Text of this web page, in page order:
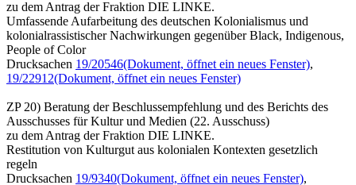
zu dem Antrag der Fraktion DIE LINKE.
Umfassende Aufarbeitung des deutschen Kolonialismus und
kolonialrassistischer Nachwirkungen gegenüber Black, Indigenous,
People of Color
Drucksachen 19/20546(Dokument, öffnet ein neues Fenster),
19/22912(Dokument, öffnet ein neues Fenster)
ZP 20) Beratung der Beschlussempfehlung und des Berichts des
Ausschusses für Kultur und Medien (22. Ausschuss)
zu dem Antrag der Fraktion DIE LINKE.
Restitution von Kulturgut aus kolonialen Kontexten gesetzlich
regeln
Drucksachen 19/9340(Dokument, öffnet ein neues Fenster),